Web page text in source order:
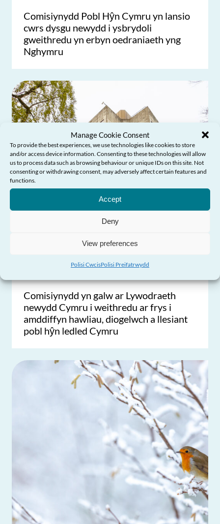
Manage Cookie Consent
To provide the best experiences, we use technologies like cookies to store
and/or access device information. Consenting to these technologies will allow
us to process data such as browsing behaviour or unique IDs on this site. Not
consenting or withdrawing consent, may adversely affect certain features and
functions.
Accept
Deny
View preferences
Polisi CwcisPolisi Preifatrwydd
Angen Help?
Comisiynydd Pobl Hŷn Cymru yn lansio
cwrs dysgu newydd i ysbrydoli
gweithredu yn erbyn oedraniaeth yng
Nghymru
Comisiynydd yn galw ar Lywodraeth
newydd Cymru i weithredu ar frys i
amddiffyn hawliau, diogelwch a llesiant
pobl hŷn ledled Cymru